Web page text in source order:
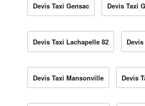
Devis Taxi Gensac Devis Taxi
Devis Taxi Lachapelle 82
Devis Taxi Mansonville Devis